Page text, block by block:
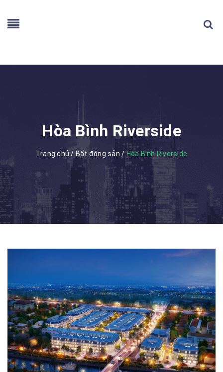
Hòa Bình Riverside
Trang chủ / Bất động sản /Hòa Bình Riverside